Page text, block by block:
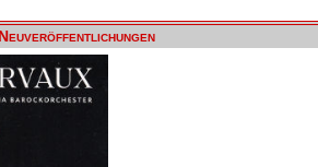
Neuveröffentlichungen